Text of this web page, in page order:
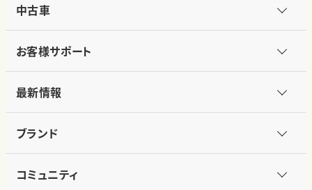
中古車
お客様サポート
最新情報
ブランド
コミュニティ